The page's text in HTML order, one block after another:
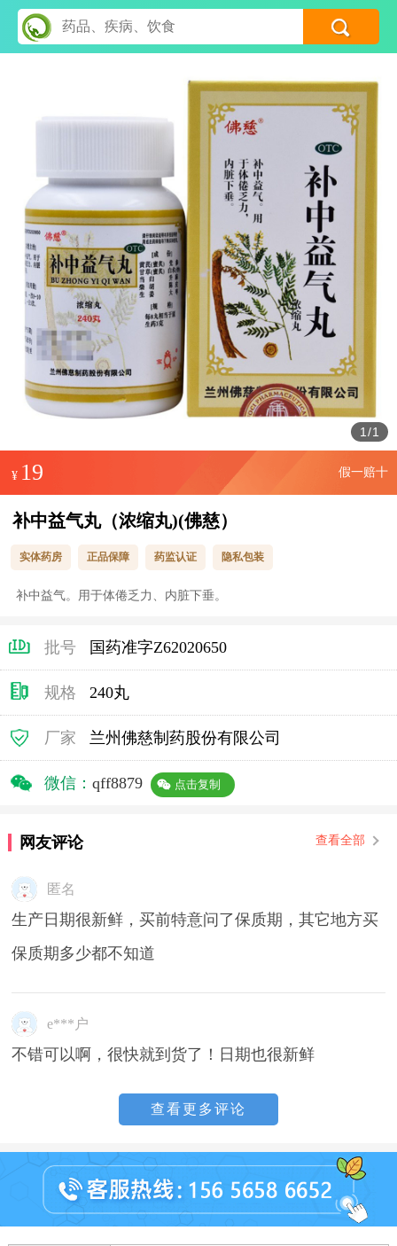
1 /1
¥ 19 假一赔十
补中益气丸（浓缩丸)(佛慈）
实体药房 正品保障 药监认证 隐私包装
补中益气。用于体倦乏力、内脏下垂。
批号 国药准字Z62020650
规格 240丸
厂家 兰州佛慈制药股份有限公司
微信： qff8879 点击复制
网友评论 查看全部
匿名
生产日期很新鲜，买前特意问了保质期，其它地方买
保质期多少都不知道
e***户
不错可以啊，很快就到货了！日期也很新鲜
查看更多评论